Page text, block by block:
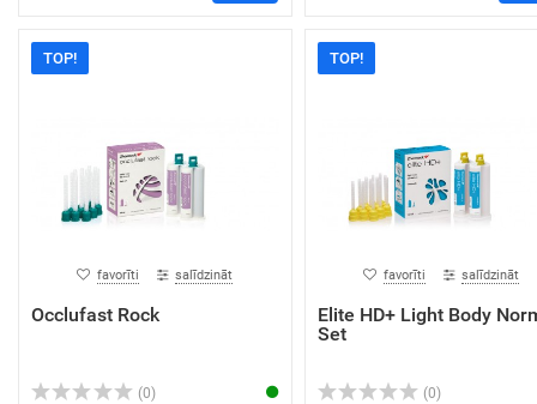
TOP!
favorīti salīdzināt
Occlufast Rock
(0)
TOP!
favorīti salīdzināt
Elite HD+ Light Body
Set
(0)